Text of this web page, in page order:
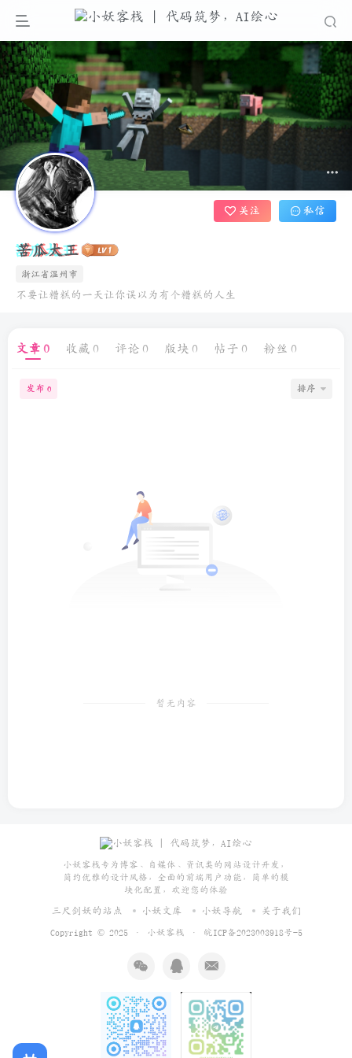
苦瓜大王
浙江省温州市
不要让糟糕的一天让你误以为有个糟糕的人生
关注 私信
文章 0 收藏 0 评论 0 版块 0 帖子 0 粉丝 0
发布 0 排序
暂无内容
小妖客栈专为博客、自媒体、资讯类的网站设计开发，
简约优雅的设计风格，全面的前端用户功能，简单的模
块化配置，欢迎您的体验
三尺剑妖的站点 小妖文库 小妖导航 关于我们
Copyright © 2025 · 小妖客栈 · 皖ICP备2023003918号-5